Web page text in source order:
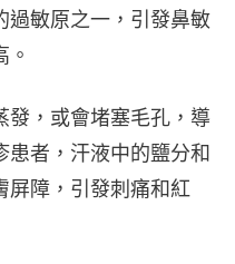
過敏原之一，引發鼻敏
發，或會堵塞毛孔，導
者，汗液中的鹽分和
屏障，引發刺痛和紅